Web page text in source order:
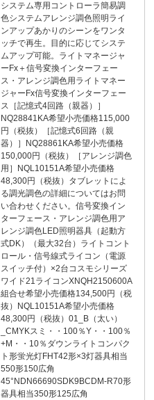
システム専用コントローラ簡易調
色システムアレンジ調色照明ライ
ンアップあかりのシーンをワンタ
ッチで再生。目的に応じてシステ
ムアップ可能。ライトマネージャ
ーFx＋信号変換インターフェー
ス・アレンジ調色用ライトマネー
ジャーFx信号変換インターフェー
ス［記憶式4回路（親器）］
NQ28841KA希望小売価格115,000
円（税抜）［記憶式6回路（親
器）］NQ28861KA希望小売価格
150,000円（税抜）［アレンジ調色
用］NQL10151A希望小売価格
48,300円（税抜）タブレットによ
る調光調色の詳細についてはお問
い合わせください。信号変換イン
ターフェース・アレンジ調色用ア
レンジ調色LED照明器具（起動方
式DK）（最大32台）ライトコント
ロール・信号線式ライコン（電源
スイッチ付）×2台コスモシリーズ
ワイド21ライコンXNQH2150600A
組合せ希望小売価格134,500円（税
抜）NQL10151A希望小売価格
48,300円（税抜）01_B（太い）
_CMYKスミ・・100％Y・・100％
+M・・10％ダウンライトコンパク
ト形蛍光灯FHT42形×3灯器具相当
550形150広角
45°NDN66690SDK9BCDM-R70形
器具相当350形125広角